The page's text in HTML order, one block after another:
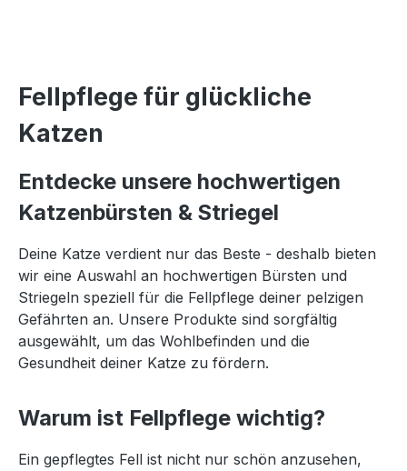
Fellpflege für glückliche
Katzen
Entdecke unsere hochwertigen
Katzenbürsten & Striegel
Deine Katze verdient nur das Beste - deshalb bieten
wir eine Auswahl an hochwertigen Bürsten und
Striegeln speziell für die Fellpflege deiner pelzigen
Gefährten an. Unsere Produkte sind sorgfältig
ausgewählt, um das Wohlbefinden und die
Gesundheit deiner Katze zu fördern.
Warum ist Fellpflege wichtig?
Ein gepflegtes Fell ist nicht nur schön anzusehen,